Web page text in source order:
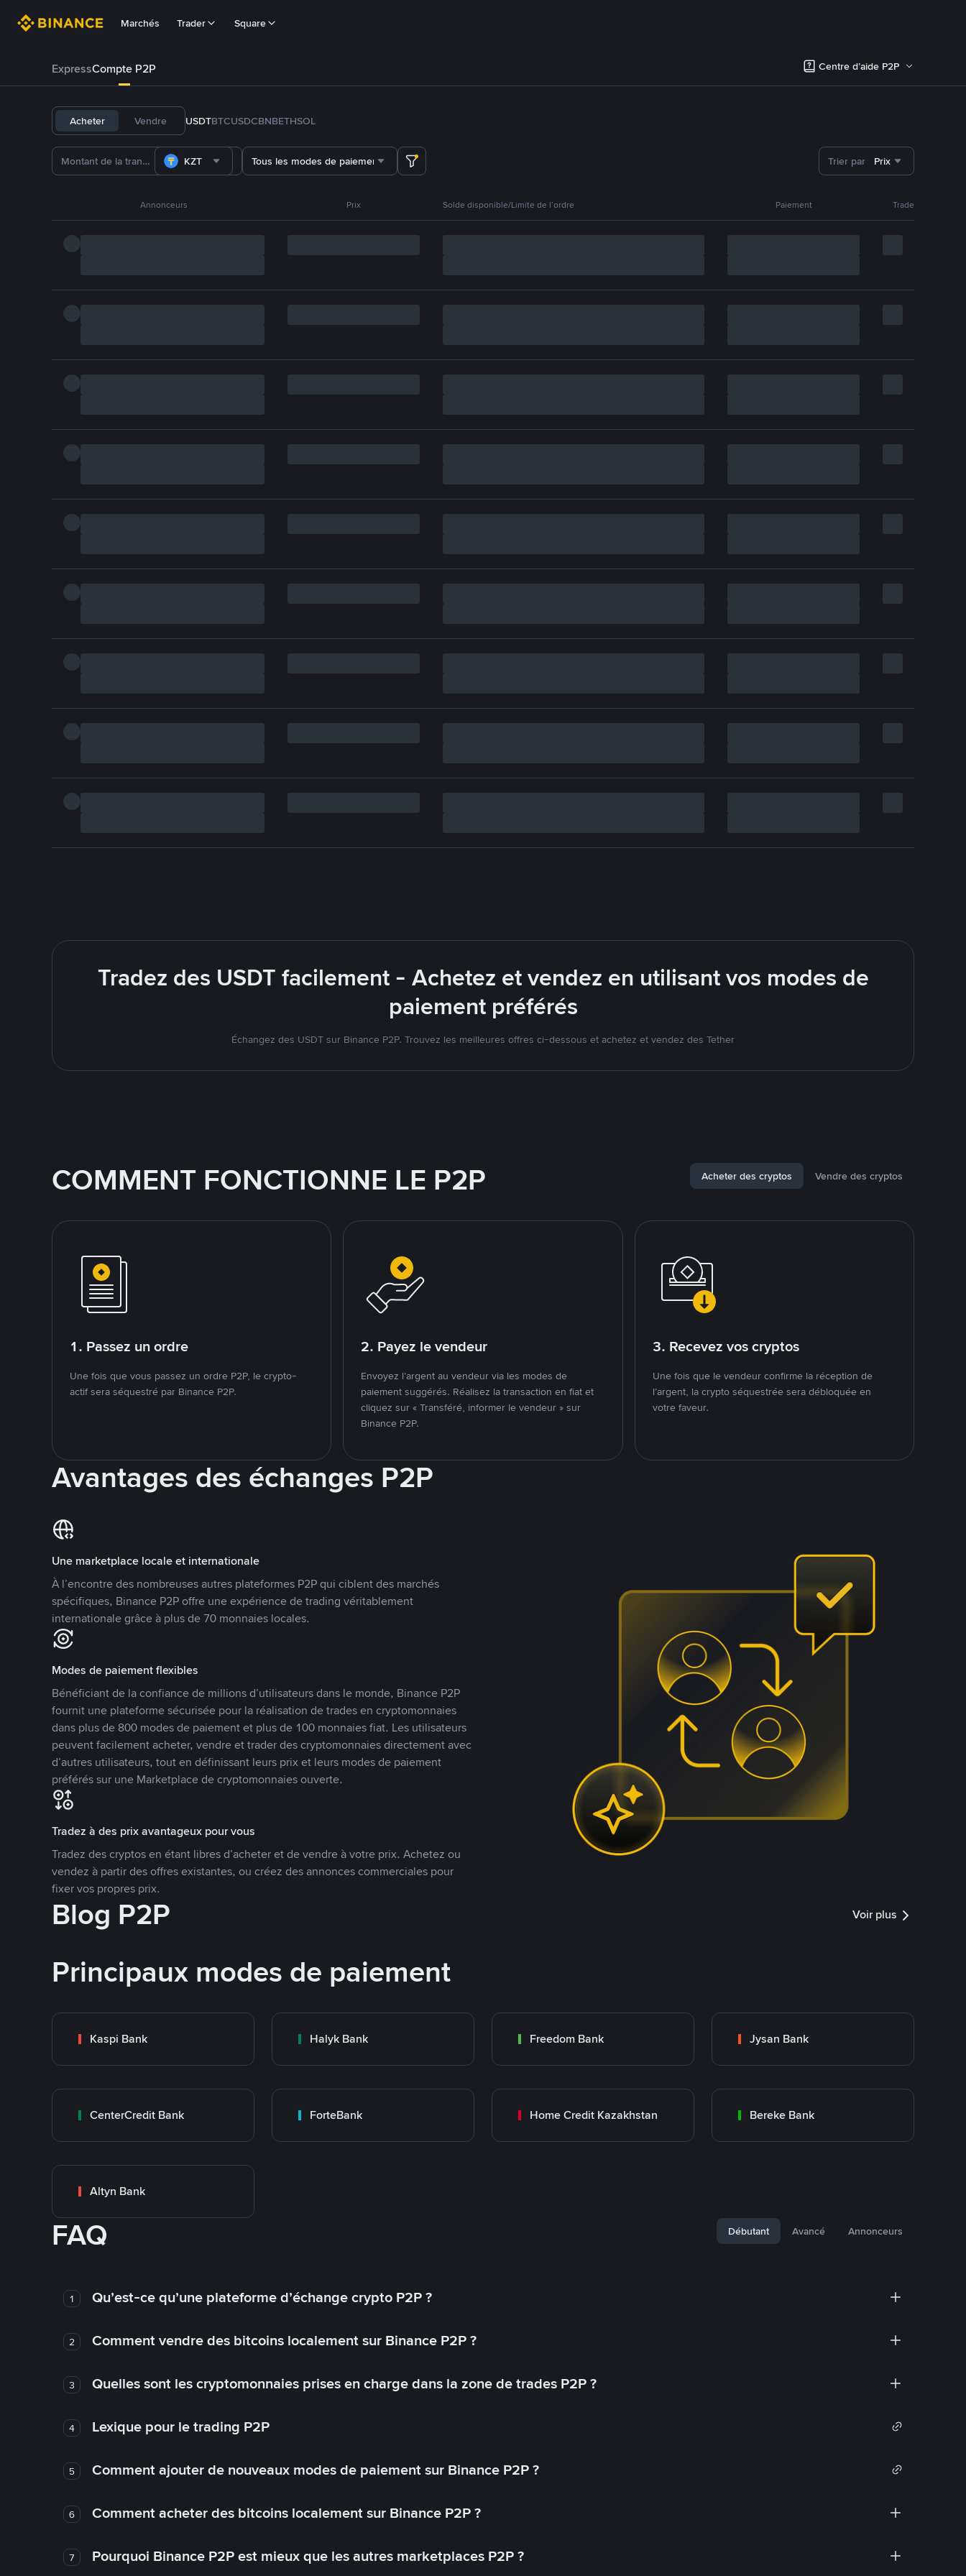
Marchés Trader Square
ExpressCompte P2P Centre d’aide P2P
Acheter Vendre USDTBTCUSDCBNBETHSOL
KZT Tous les modes de paiement Trier par Prix
Annonceurs Prix Solde disponible/Limite de l’ordre Paiement Trade
Tradez des USDT facilement - Achetez et vendez en utilisant vos modes de
paiement préférés
Échangez des USDT sur Binance P2P. Trouvez les meilleures offres ci-dessous et achetez et vendez des Tether
COMMENT FONCTIONNE LE P2P Acheter des cryptos Vendre des cryptos
1. Passez un ordre
Une fois que vous passez un ordre P2P, le crypto-
actif sera séquestré par Binance P2P.
2. Payez le vendeur
Envoyez l’argent au vendeur via les modes de
paiement suggérés. Réalisez la transaction en fiat et
cliquez sur « Transféré, informer le vendeur » sur
Binance P2P.
3. Recevez vos cryptos
Une fois que le vendeur confirme la réception de
l’argent, la crypto séquestrée sera débloquée en
votre faveur.
Avantages des échanges P2P
Une marketplace locale et internationale
À l’encontre des nombreuses autres plateformes P2P qui ciblent des marchés
spécifiques, Binance P2P offre une expérience de trading véritablement
internationale grâce à plus de 70 monnaies locales.
Modes de paiement flexibles
Bénéficiant de la confiance de millions d’utilisateurs dans le monde, Binance P2P
fournit une plateforme sécurisée pour la réalisation de trades en cryptomonnaies
dans plus de 800 modes de paiement et plus de 100 monnaies fiat. Les utilisateurs
peuvent facilement acheter, vendre et trader des cryptomonnaies directement avec
d’autres utilisateurs, tout en définissant leurs prix et leurs modes de paiement
préférés sur une Marketplace de cryptomonnaies ouverte.
Tradez à des prix avantageux pour vous
Tradez des cryptos en étant libres d’acheter et de vendre à votre prix. Achetez ou
vendez à partir des offres existantes, ou créez des annonces commerciales pour
fixer vos propres prix.
Blog P2P Voir plus
Principaux modes de paiement
Kaspi Bank Halyk Bank Freedom Bank Jysan Bank
CenterCredit Bank ForteBank Home Credit Kazakhstan Bereke Bank
Altyn Bank
FAQ Débutant Avancé Annonceurs
1 Qu’est-ce qu’une plateforme d’échange crypto P2P ?
2 Comment vendre des bitcoins localement sur Binance P2P ?
3 Quelles sont les cryptomonnaies prises en charge dans la zone de trades P2P ?
4 Lexique pour le trading P2P
5 Comment ajouter de nouveaux modes de paiement sur Binance P2P ?
6 Comment acheter des bitcoins localement sur Binance P2P ?
7 Pourquoi Binance P2P est mieux que les autres marketplaces P2P ?